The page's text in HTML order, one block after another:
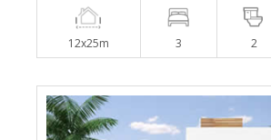
12x25m 3 2